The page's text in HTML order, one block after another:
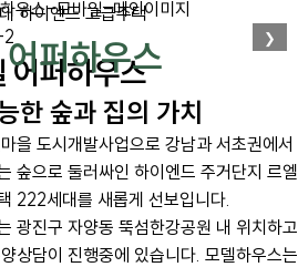
하이엔드 고급주택
퍼하우스 ❯
어퍼하우스
한 숲과 집의 가치
을 도시개발사업으로 강남과 서초권에서
숲으로 둘러싸인 하이엔드 주거단지 르엘
222세대를 새롭게 선보입니다.
광진구 자양동 뚝섬한강공원 내 위치하고
상담이 진행중에 있습니다. 모델하우스는